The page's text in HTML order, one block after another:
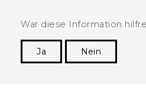
War diese Information
Ja
Nein